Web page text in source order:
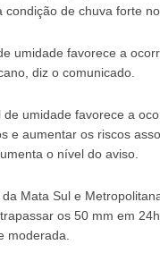
condição de chuva forte
umidade favorece a
diz o comunicado.
de umidade favorece a
e aumentar os riscos
o nível do aviso.
Mata Sul e
os 50 mm em
moderada.